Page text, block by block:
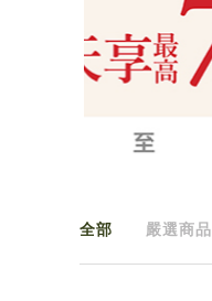
全部 嚴選商品